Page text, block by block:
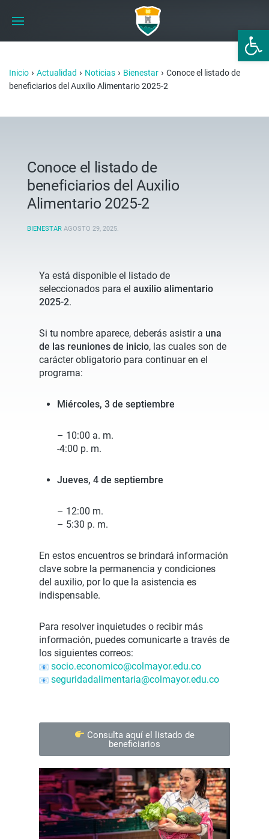
Abrir
Inicio › Actualidad › Noticias › Bienestar › Conoce el listado de
beneficiarios del Auxilio Alimentario 2025-2
Conoce el listado de
beneficiarios del Auxilio
Alimentario 2025-2
BIENESTAR AGOSTO 29, 2025.
Ya está disponible el listado de
seleccionados para el auxilio alimentario
2025-2.
Si tu nombre aparece, deberás asistir a una
de las reuniones de inicio, las cuales son de
carácter obligatorio para continuar en el
programa:
Miércoles, 3 de septiembre
– 10:00 a. m.
-4:00 p. m.
Jueves, 4 de septiembre
– 12:00 m.
– 5:30 p. m.
En estos encuentros se brindará información
clave sobre la permanencia y condiciones
del auxilio, por lo que la asistencia es
indispensable.
Para resolver inquietudes o recibir más
información, puedes comunicarte a través de
los siguientes correos:
socio.economico@colmayor.edu.co
seguridadalimentaria@colmayor.edu.co
Consulta aquí el listado de
beneficiarios